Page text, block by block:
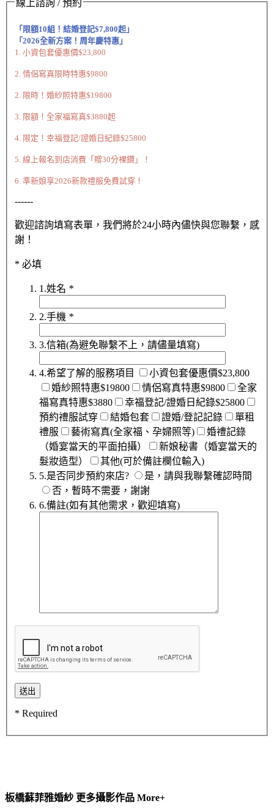
線上諮詢 / 預約
「限額10組！結婚登記$7,800起」
「2026全新方案！周年慶特惠」
1. 小資包套優惠價$23,800
2. 情侶寫真限時特惠$9800
2. 限時！婚紗照特惠$19800
3. 限額！全家福寫真$3880起
4. 限定！幸福登記/證婚日紀錄$25800
5. 線上報名到店消費「贈30分裸鑽」！
6. 準新娘享2026新款禮服免費試穿！
------
歡迎諮詢填寫表單，我們將於24小時內儘快與您聯繫，感
謝！
* 必填
1.姓名 *
2.手機 *
3.信箱(為避免聯繫不上，請儘量填寫)
4.希望了解的服務項目
小資包套優惠價$23,800
婚紗照特惠$19800
情侶寫真特惠$9800
全家
福寫真特惠$3880
幸福登記/證婚日紀錄$25800
預約禮服試穿
結婚包套 證婚/登記記錄
單租
禮服
藝術寫真(全家福、孕婦照等)
婚禮記錄
（婚宴當天的平面拍攝）
新娘秘書（婚宴當天的
髮妝造型）
其他(可於備註欄位輸入)
5.是否同步預約來店?
是，請與我聯繫確認時間
否，暫時不需要，謝謝
6.備註(如有其他需求，歡迎填寫)
* Required
板橋蘇菲雅婚紗 更多攝影作品 More+